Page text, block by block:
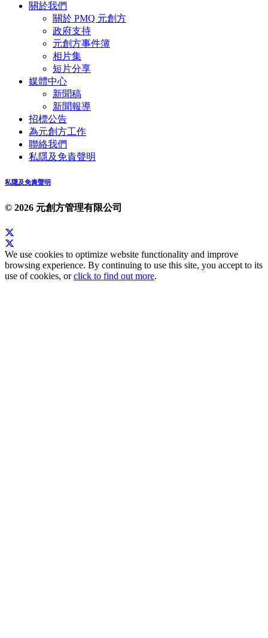
關於我們
關於 PMQ 元創方
政府支持
元創方事件簿
相片集
短片分享
媒體中心
新聞稿
新聞報導
招標公告
為元創方工作
聯絡我們
私隱及免責聲明
私隱及免責聲明
© 2026 元創方管理有限公司
We use cookies to optimize website functionality and improve
browsing experience. By continuing to use this site, you accept to its
use of cookies, orclick to find out more.